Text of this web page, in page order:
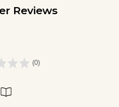
Reviews
(0)